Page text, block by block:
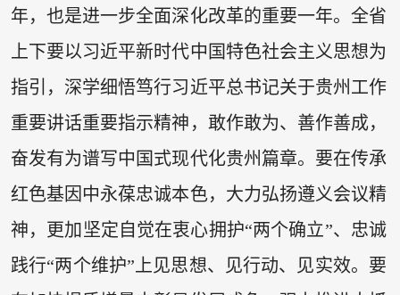
年，也是进一步全面深化改革的重要一年。全省
上下要以习近平新时代中国特色社会主义思想为
指引，深学细悟笃行习近平总书记关于贵州工作
重要讲话重要指示精神，敢作敢为、善作善成，
奋发有为谱写中国式现代化贵州篇章。要在传承
红色基因中永葆忠诚本色，大力弘扬遵义会议精
神，更加坚定自觉在衷心拥护“两个确立”、忠诚
践行“两个维护”上见思想、见行动、见实效。要